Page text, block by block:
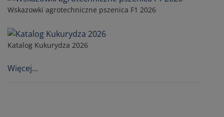
Wskazowki agrotechniczne pszenica F1 2026
Katalog Kukurydza 2026
Więcej...